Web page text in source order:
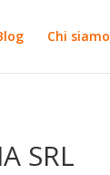
Chi siamo
SRL